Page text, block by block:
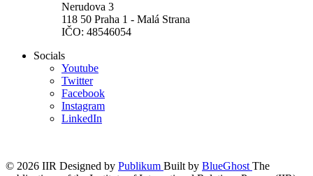
Nerudova 3
118 50 Praha 1 - Malá Strana
IČO: 48546054
Socials
Youtube
Twitter
Facebook
Instagram
LinkedIn
© 2026 IIR Designed by Publikum Built by BlueGhost The